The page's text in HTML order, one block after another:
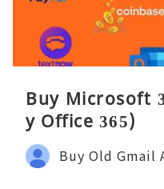
Buy Microsoft
y Office 365)
Buy Old Gmail